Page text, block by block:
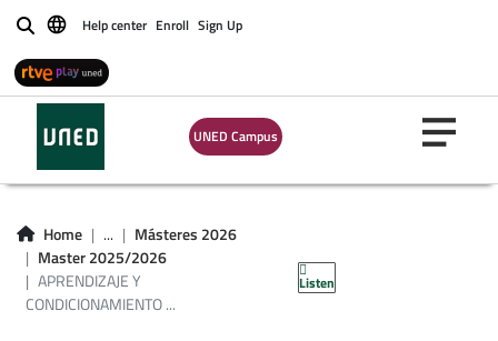
BuscarHelp center Enroll Sign Up
UNED Campus
Home ...
Másteres 2026
Master 2025/2026
APRENDIZAJE Y
CONDICIONAMIENTO ...
Listen
APRENDIZAJE Y
CONDICIONAMIENTO
EN HUMANOS:
INVESTIGACIÓN Y
APLICACIONES